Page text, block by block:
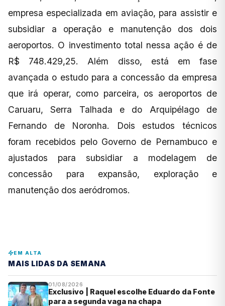
empresa especializada em aviação, para assistir e
subsidiar a operação e manutenção dos dois
aeroportos. O investimento total nessa ação é de
R$ 748.429,25. Além disso, está em fase
avançada o estudo para a concessão da empresa
que irá operar, como parceira, os aeroportos de
Caruaru, Serra Talhada e do Arquipélago de
Fernando de Noronha. Dois estudos técnicos
foram recebidos pelo Governo de Pernambuco e
ajustados para subsidiar a modelagem de
concessão para expansão, exploração e
manutenção dos aeródromos.
EM ALTA
MAIS LIDAS DA SEMANA
01/08/2026
Exclusivo | Raquel escolhe Eduardo da Fonte
para a segunda vaga na chapa